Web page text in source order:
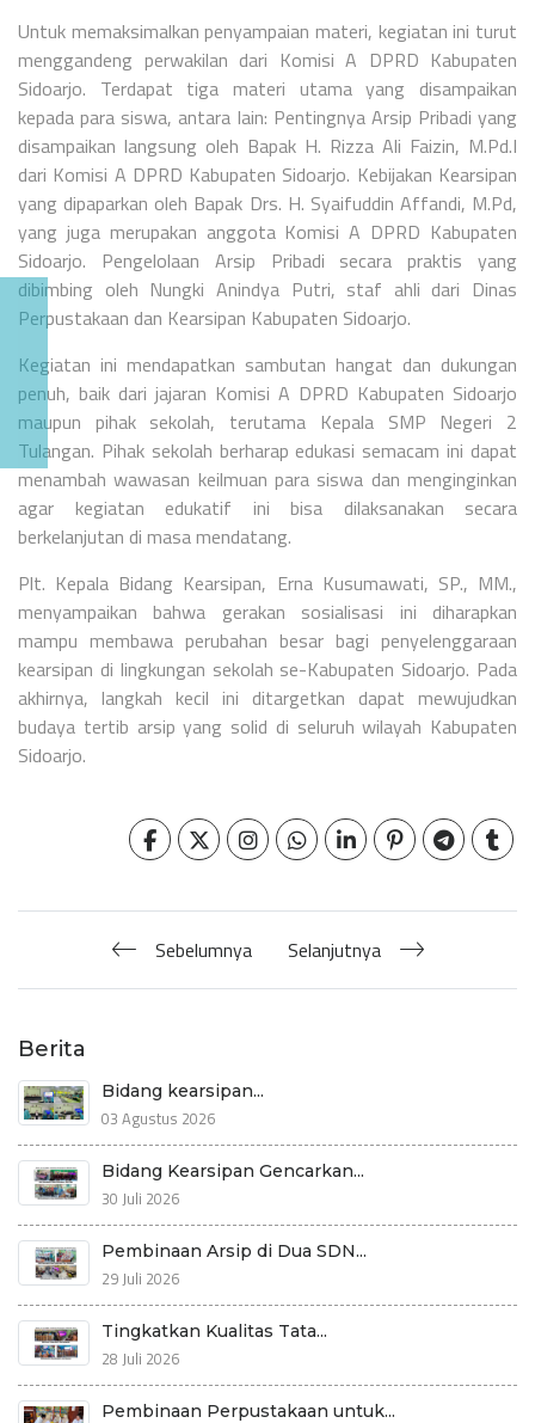
Untuk memaksimalkan penyampaian materi, kegiatan ini turut
menggandeng perwakilan dari Komisi A DPRD Kabupaten
Sidoarjo. Terdapat tiga materi utama yang disampaikan
kepada para siswa, antara lain: Pentingnya Arsip Pribadi yang
disampaikan langsung oleh Bapak H. Rizza Ali Faizin, M.Pd.I
dari Komisi A DPRD Kabupaten Sidoarjo. Kebijakan Kearsipan
yang dipaparkan oleh Bapak Drs. H. Syaifuddin Affandi, M.Pd,
yang juga merupakan anggota Komisi A DPRD Kabupaten
Sidoarjo. Pengelolaan Arsip Pribadi secara praktis yang
dibimbing oleh Nungki Anindya Putri, staf ahli dari Dinas
Perpustakaan dan Kearsipan Kabupaten Sidoarjo.
Kegiatan ini mendapatkan sambutan hangat dan dukungan
penuh, baik dari jajaran Komisi A DPRD Kabupaten Sidoarjo
maupun pihak sekolah, terutama Kepala SMP Negeri 2
Tulangan. Pihak sekolah berharap edukasi semacam ini dapat
menambah wawasan keilmuan para siswa dan menginginkan
agar kegiatan edukatif ini bisa dilaksanakan secara
berkelanjutan di masa mendatang.
Plt. Kepala Bidang Kearsipan, Erna Kusumawati, SP., MM.,
menyampaikan bahwa gerakan sosialisasi ini diharapkan
mampu membawa perubahan besar bagi penyelenggaraan
kearsipan di lingkungan sekolah se-Kabupaten Sidoarjo. Pada
akhirnya, langkah kecil ini ditargetkan dapat mewujudkan
budaya tertib arsip yang solid di seluruh wilayah Kabupaten
Sidoarjo.
Sebelumnya Selanjutnya
Berita
Bidang kearsipan...
03 Agustus 2026
Bidang Kearsipan Gencarkan...
30 Juli 2026
Pembinaan Arsip di Dua SDN...
29 Juli 2026
Tingkatkan Kualitas Tata...
28 Juli 2026
Pembinaan Perpustakaan untuk...